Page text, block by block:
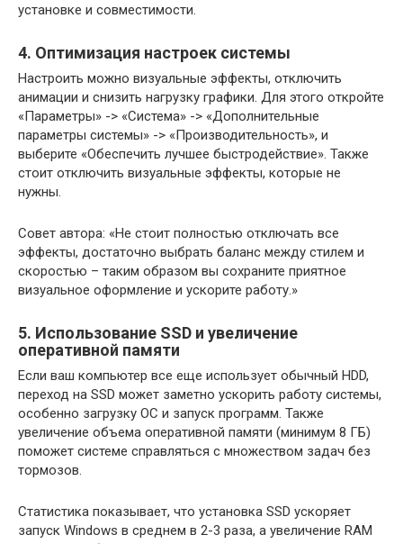
установке и совместимости.
4. Оптимизация настроек системы
Настроить можно визуальные эффекты, отключить
анимации и снизить нагрузку графики. Для этого откройте
«Параметры» -> «Система» -> «Дополнительные
параметры системы» -> «Производительность», и
выберите «Обеспечить лучшее быстродействие». Также
стоит отключить визуальные эффекты, которые не
нужны.
Совет автора: «Не стоит полностью отключать все
эффекты, достаточно выбрать баланс между стилем и
скоростью – таким образом вы сохраните приятное
визуальное оформление и ускорите работу.»
5. Использование SSD и увеличение
оперативной памяти
Если ваш компьютер все еще использует обычный HDD,
переход на SSD может заметно ускорить работу системы,
особенно загрузку ОС и запуск программ. Также
увеличение объема оперативной памяти (минимум 8 ГБ)
поможет системе справляться с множеством задач без
тормозов.
Статистика показывает, что установка SSD ускоряет
запуск Windows в среднем в 2-3 раза, а увеличение RAM